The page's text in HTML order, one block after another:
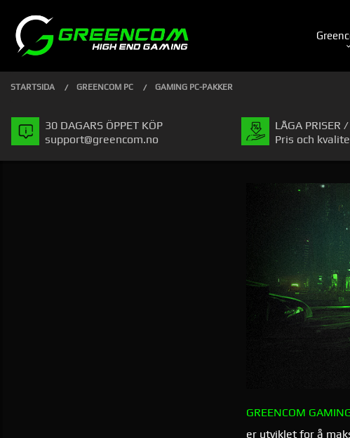
innehåll
PRODUKTER
Stäng
STARTSIDA GREENCOM PC GAMING PC-PAKKER
30 DAGARS ÖPPET KÖP
support@greencom.no
LÅGA PRISER
Pris och
GREENCOM
er utviklet for å